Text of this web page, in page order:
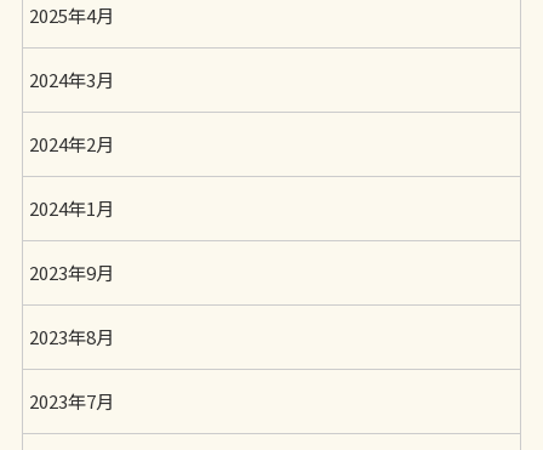
2025年4月
2024年3月
2024年2月
2024年1月
2023年9月
2023年8月
2023年7月